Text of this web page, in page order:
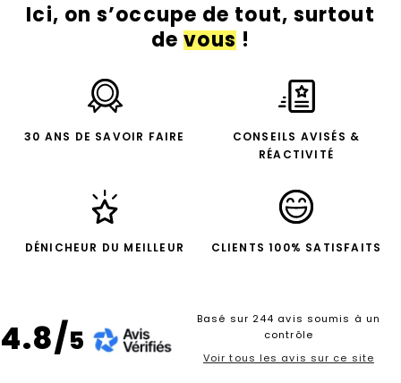
Ici, on s’occupe de tout, surtout
devous!
30 ANS DE SAVOIR FAIRE
CONSEILS AVISÉS &
RÉACTIVITÉ
DÉNICHEUR DU MEILLEUR CLIENTS 100% SATISFAITS
4.8/5
Basé sur 244 avis soumis à un
contrôle
Voir tous les avis sur ce site